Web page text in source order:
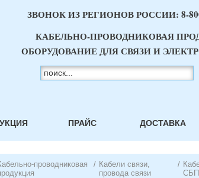
ЗВОНОК ИЗ РЕГИОНОВ РОССИИ: 8-
КАБЕЛЬНО-ПРОВОДНИКОВАЯ
ОБОРУДОВАНИЕ ДЛЯ СВЯЗИ И
ПРАЙС ДОСТАВКА
проводниковая
/ Кабели связи,
провода связи
/